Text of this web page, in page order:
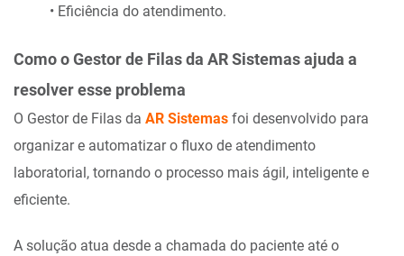
• Eficiência do atendimento.
Como o Gestor de Filas da AR Sistemas ajuda a
resolver esse problema
O Gestor de Filas da AR Sistemas foi desenvolvido para
organizar e automatizar o fluxo de atendimento
laboratorial, tornando o processo mais ágil, inteligente e
eficiente.
A solução atua desde a chamada do paciente até o